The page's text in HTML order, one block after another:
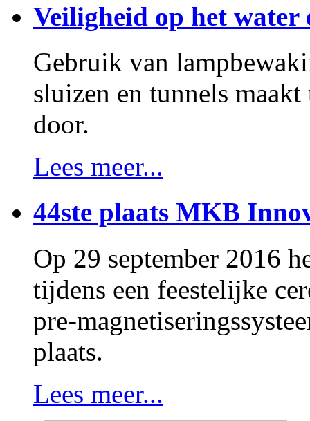
Veiligheid op het water
Gebruik van
sluizen en tunnels
door.
Lees meer...
44ste plaats MKB
Op 29 september 2016
tijdens een feestelijke
pre-
plaats.
Lees meer...